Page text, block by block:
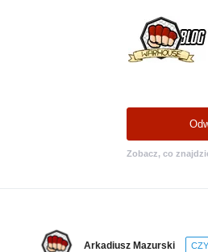
Zobacz, co
Arkadiusz Mazurski